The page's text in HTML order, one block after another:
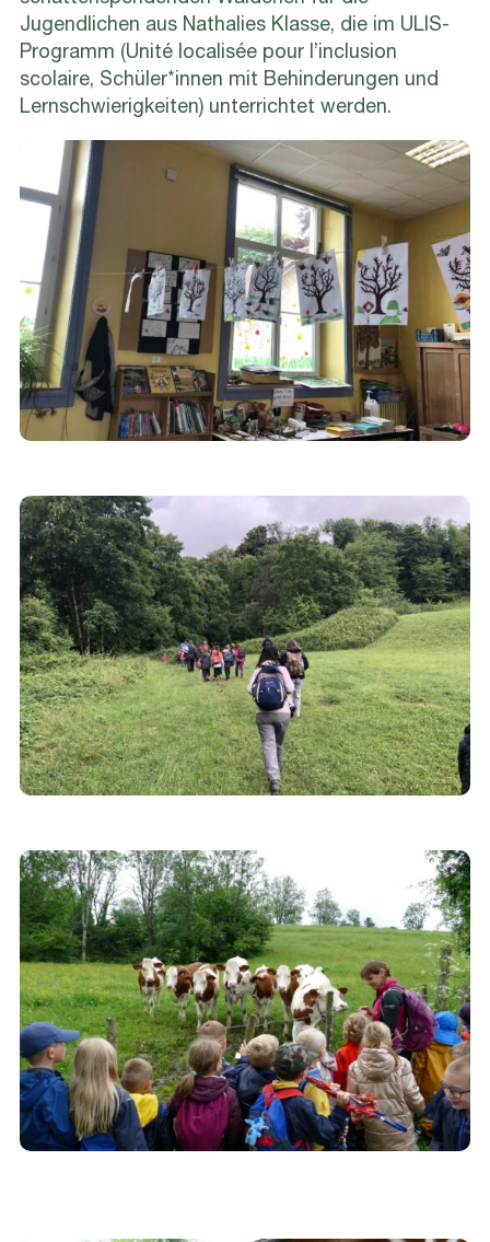
Jugendlichen aus Nathalies Klasse, die im ULIS-
Programm (Unité localisée pour l’inclusion
scolaire, Schüler*innen mit Behinderungen und
Lernschwierigkeiten) unterrichtet werden.